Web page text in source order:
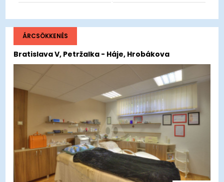
Bratislava V, Petržalka - Háje, Hrobákova
ÁRCSÖKKENÉS